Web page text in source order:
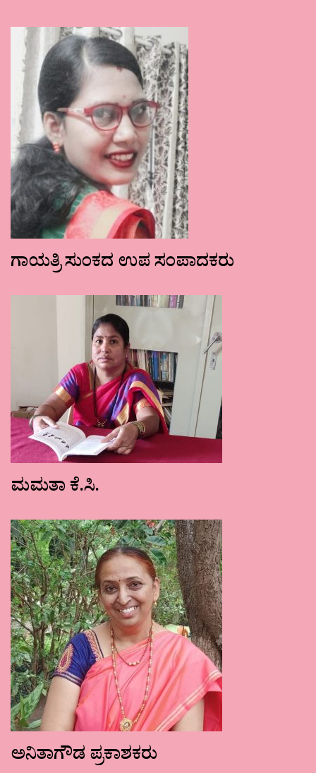
ಗಾಯತ್ರಿ ಸುಂಕದ ಉಪ ಸಂಪಾದಕರು
ಮಮತಾ ಕೆ.ಸಿ.
ಅನಿತಾಗೌಡ ಪ್ರಕಾಶಕರು